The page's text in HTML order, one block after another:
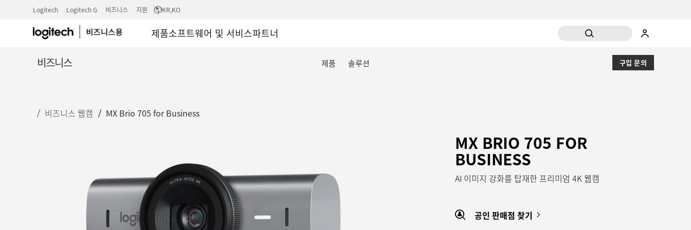
비Logitech Logitech G 비즈니스 지원 KR,KO
제품소프트웨어 및 서비스파트너
비즈니스 제품 솔루션 구입 문의
비즈니스 웹캠 MX Brio 705 for Business
MX BRIO 705 FOR
BUSINESS
AI 이미지 강화를 탑재한 프리미엄 4K 웹캠
공인 판매점 찾기